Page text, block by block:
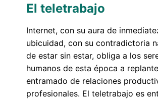
El teletrabajo
Internet, con su aura de
ubicuidad, con su contradictoria
de estar sin estar, obliga a los
humanos de esta época a
entramado de relaciones
profesionales. El teletrabajo es